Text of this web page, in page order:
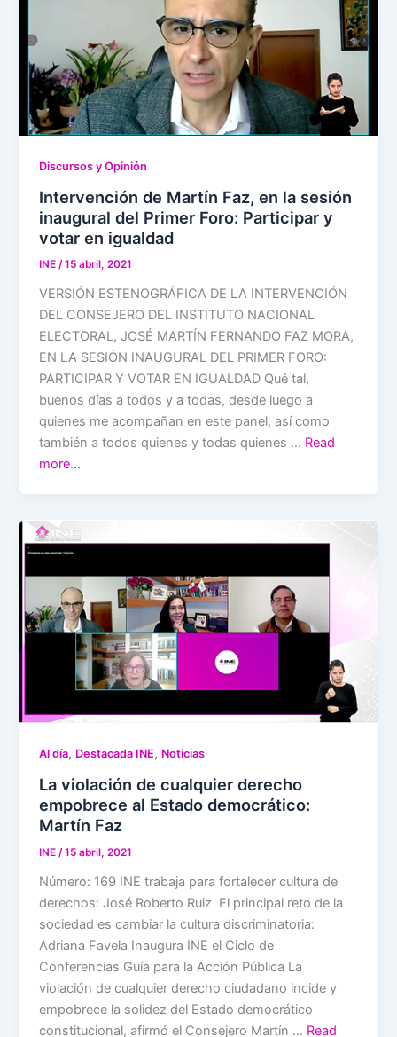
Discursos y Opinión
Intervención de Martín Faz, en la sesión
inaugural del Primer Foro: Participar y
votar en igualdad
INE/15 abril, 2021
VERSIÓN ESTENOGRÁFICA DE LA INTERVENCIÓN
DEL CONSEJERO DEL INSTITUTO NACIONAL
ELECTORAL, JOSÉ MARTÍN FERNANDO FAZ MORA,
EN LA SESIÓN INAUGURAL DEL PRIMER FORO:
PARTICIPAR Y VOTAR EN IGUALDAD Qué tal,
buenos días a todos y a todas, desde luego a
quienes me acompañan en este panel, así como
también a todos quienes y todas quienes … Read
more…
Al día, Destacada INE, Noticias
La violación de cualquier derecho
empobrece al Estado democrático:
Martín Faz
INE /15 abril, 2021
Número: 169 INE trabaja para fortalecer cultura de
derechos: José Roberto Ruiz El principal reto de la
sociedad es cambiar la cultura discriminatoria:
Adriana Favela Inaugura INE el Ciclo de
Conferencias Guía para la Acción Pública La
violación de cualquier derecho ciudadano incide y
empobrece la solidez del Estado democrático
constitucional, afirmó el Consejero Martín … Read